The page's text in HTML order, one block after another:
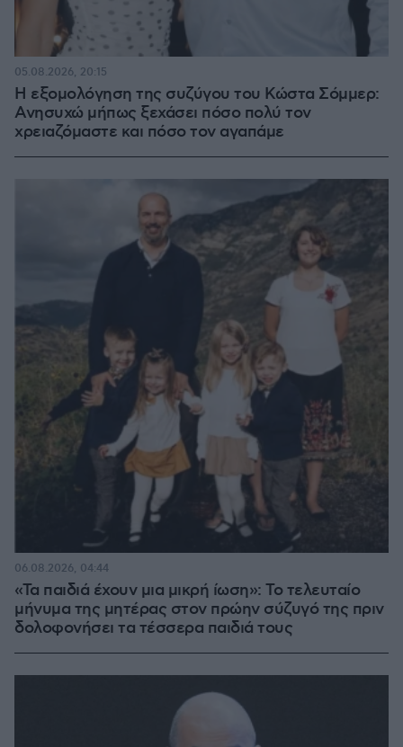
Η εξομολόγηση της συζύγου του Κώστα Σόμμερ:
Ανησυχώ μήπως ξεχάσει πόσο πολύ τον
χρειαζόμαστε και πόσο τον αγαπάμε
05.08.2026, 20:15
«Τα παιδιά έχουν μια μικρή ίωση»: Το τελευταίο
μήνυμα της μητέρας στον πρώην σύζυγό της πριν
δολοφονήσει τα τέσσερα παιδιά τους
06.08.2026, 04:44